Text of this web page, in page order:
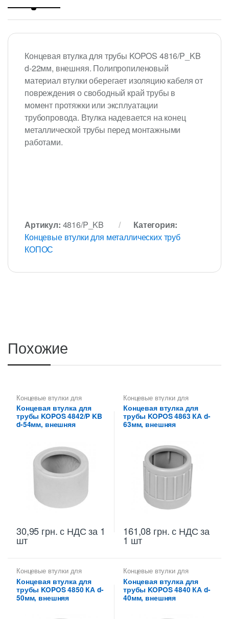
Концевая втулка для трубы KOPOS 4816/P_KB
d-22мм, внешняя. Полипропиленовый
материал втулки оберегает изоляцию кабеля от
повреждения о свободный край трубы в
момент протяжки или эксплуатации
трубопровода. Втулка надевается на конец
металлической трубы перед монтажными
работами.
Артикул: 4816/P_KB
Категория:
Концевые втулки для металлических труб
КОПОС
Похожие
Концевые втулки для
металлических труб КОПОС
Концевая втулка для
трубы KOPOS 4842/P KB
d-54мм, внешняя
30,95 грн.с НДС за 1
шт
Концевые втулки для
металлических труб КОПОС
Концевая втулка для
трубы KOPOS 4863 КА d-
63мм, внешняя
161,08 грн.с НДС за
1 шт
Концевые втулки для
металлических труб КОПОС
Концевая втулка для
трубы KOPOS 4850 КА d-
50мм, внешняя
Концевые втулки для
металлических труб КОПОС
Концевая втулка для
трубы KOPOS 4840 КА d-
40мм, внешняя